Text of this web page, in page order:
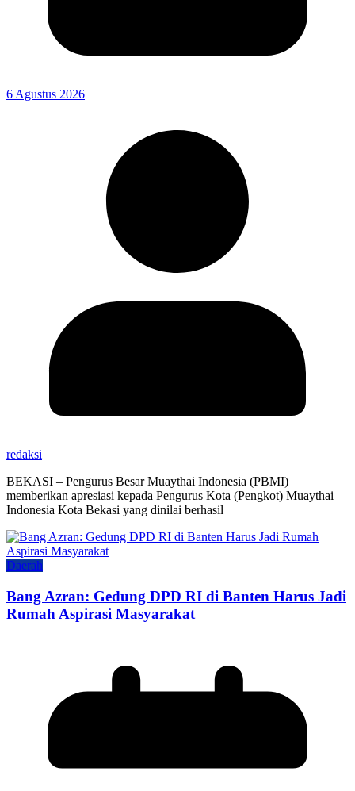
6 Agustus 2026
redaksi
BEKASI – Pengurus Besar Muaythai Indonesia (PBMI)
memberikan apresiasi kepada Pengurus Kota (Pengkot) Muaythai
Indonesia Kota Bekasi yang dinilai berhasil
Daerah
Bang Azran: Gedung DPD RI di Banten Harus Jadi
Rumah Aspirasi Masyarakat